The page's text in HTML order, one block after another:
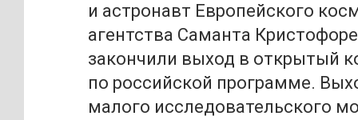
и астронавт Европейского
агентства Саманта
закончили выход в открытый
по российской программе.
малого исследовательского